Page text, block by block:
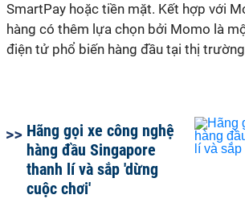
SmartPay hoặc tiền mặt. Kết hợp với
hàng có thêm lựa chọn bởi Momo là
điện tử phổ biến hàng đầu tại thị
Hãng gọi xe công nghệ
hàng đầu Singapore
thanh lí và sắp 'dừng
cuộc chơi'